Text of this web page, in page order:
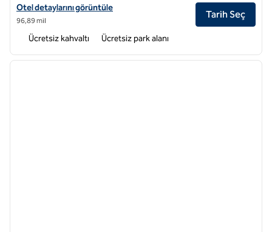
Home2 Suites by Hilton Tangshan South Lake Park için otel
Otel detaylarını görüntüle
96,89 mil
Tarih Seç
Ücretsiz kahvaltı Ücretsiz park alanı
1 / 12